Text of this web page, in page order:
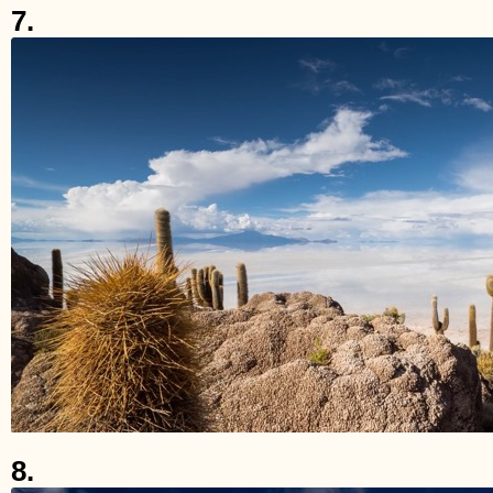
7.
8.